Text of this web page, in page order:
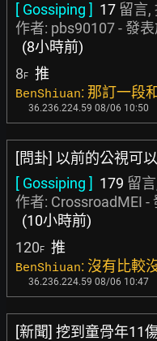
[ Gossiping ] 17 留言,
作者: pbs90107- 發
(8小時前)
8F 推
BenShiuan: 那訂一段
36.236.224.59 08/06 10:50
[問卦] 以前的公視可
[ Gossiping ] 179 留
作者: CrossroadMEI -
(10小時前)
120F 推
BenShiuan: 沒有比較
36.236.224.59 08/06 10:47
[新聞] 挖到童骨年11